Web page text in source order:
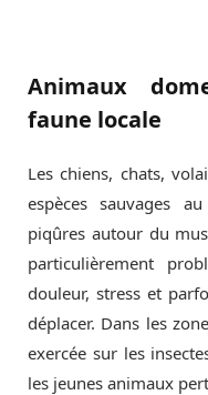
Animaux
faune locale
Les chiens, chats,
espèces sauvages
piqûres autour du
particulièrement
douleur, stress et
déplacer. Dans les
exercée sur les
les jeunes animaux